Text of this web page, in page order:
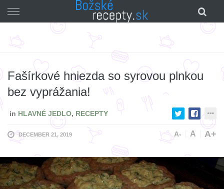
to
Fašírkové hniezda so syrovou plnkou
bez vyprážania!
in HLAVNÉ JEDLO, RECEPTY
DECEMBER 21, 2019 A- A A+